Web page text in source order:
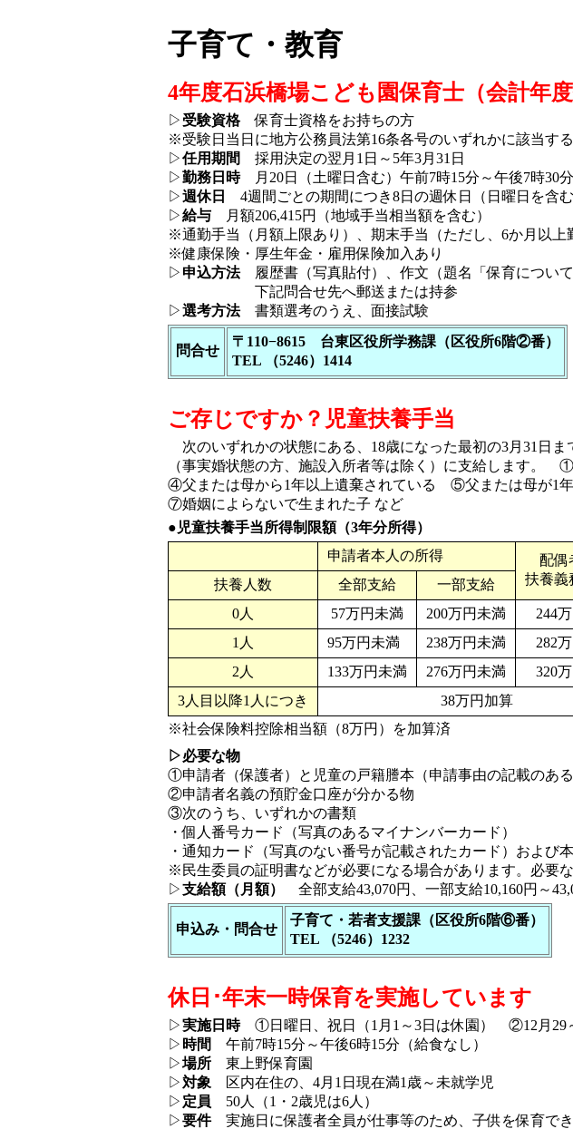
子育て・教育
4年度石浜橋場こども園保育士（会計年
▷ 受験資格保育士資格をお持ちの方
※受験日当日に地方公務員法第16条各号のいずれかに該当す
▷任用期間
採用決定の翌月1日～5年3月31日
▷勤務日時月20日（土曜日含む）午前7時15分～午後7時30分
▷週休日
4週間ごとの期間につき8日の週休日（日曜日を含
▷給与 月額206,415円（地域手当相当額を含む）
※通勤手当（月額上限あり）、期末手当（ただし、6か月以上
※健康保険・厚生年金・雇用保険加入あり
▷ 申込方法履歴書（写真貼付）、作文（題名「保育につい
下記問合せ先へ郵送または持参
▷選考方法書類選考のうえ、面接試験
問合せ
〒110−8615 台東区役所学務課（区役所6階②番）
TEL （5246）1414
ご存じですか？児童扶養手当
次のいずれかの状態にある、18歳になった最初の3月31日
（事実婚状態の方、施設入所者等は除く）に支給します
④父または母から1年以上遺棄されている ⑤父または母が1
⑦婚姻によらないで生まれた子 など
●児童扶養手当所得制限額（3年分所得）
申請者本人の所得
配偶
扶養義
扶養人数 全部支給
一部支給
0人
57万円未満 200万円未満
244
1人
95万円未満 238万円未満
282
2人
133万円未満 276万円未満
320
3人目以降1人につき
38万円加算
※社会保険料控除相当額（8万円）を加算済
▷必要な物
①申請者（保護者）と児童の戸籍謄本（申請事由の記載のある
②申請者名義の預貯金口座が分かる物
③次のうち、いずれかの書類
・個人番号カード（写真のあるマイナンバーカード）
・通知カード（写真のない番号が記載されたカード）および
※民生委員の証明書などが必要になる場合があります。必要
▷支給額（月額） 全部支給43,070円、一部支給10,160円～
申込み・問合せ
子育て・若者支援課（区役所6階⑥番）
TEL （5246）1232
休日･年末一時保育を実施しています
▷実施日時①日曜日、祝日（1月1～3日は休園） ②12月29
▷ 時間
午前7時15分～午後6時15分（給食なし）
▷場所 東上野保育園
▷対象 区内在住の、4月1日現在満1歳～未就学児
▷ 定員 50人（1・2歳児は6人）
▷要件実施日に保護者全員が仕事等のため、子供を保育で